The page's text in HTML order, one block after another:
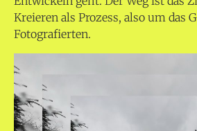
Kreieren als Prozess, also um das
Fotografierten.